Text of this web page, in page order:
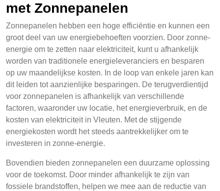
met Zonnepanelen
Zonnepanelen hebben een hoge efficiëntie en kunnen een
groot deel van uw energiebehoeften voorzien. Door zonne-
energie om te zetten naar elektriciteit, kunt u afhankelijk
worden van traditionele energieleveranciers en besparen
op uw maandelijkse kosten. In de loop van enkele jaren kan
dit leiden tot aanzienlijke besparingen. De terugverdientijd
voor zonnepanelen is afhankelijk van verschillende
factoren, waaronder uw locatie, het energieverbruik, en de
kosten van elektriciteit in Vleuten. Met de stijgende
energiekosten wordt het steeds aantrekkelijker om te
investeren in zonne-energie.
Bovendien bieden zonnepanelen een duurzame oplossing
voor de toekomst. Door minder afhankelijk te zijn van
fossiele brandstoffen, helpen we mee aan de reductie van